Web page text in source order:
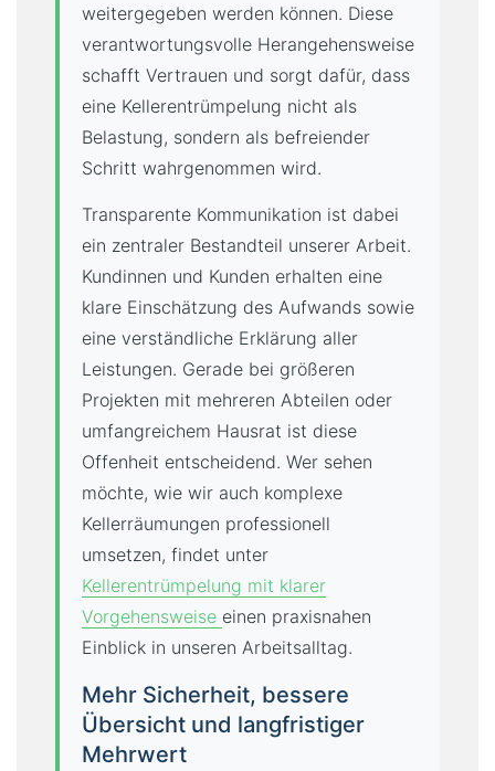
weitergegeben werden können. Diese
verantwortungsvolle Herangehensweise
schafft Vertrauen und sorgt dafür, dass
eine Kellerentrümpelung nicht als
Belastung, sondern als befreiender
Schritt wahrgenommen wird.
Transparente Kommunikation ist dabei
ein zentraler Bestandteil unserer Arbeit.
Kundinnen und Kunden erhalten eine
klare Einschätzung des Aufwands sowie
eine verständliche Erklärung aller
Leistungen. Gerade bei größeren
Projekten mit mehreren Abteilen oder
umfangreichem Hausrat ist diese
Offenheit entscheidend. Wer sehen
möchte, wie wir auch komplexe
Kellerräumungen professionell
umsetzen, findet unter
Kellerentrümpelung mit klarer
Vorgehensweise einen praxisnahen
Einblick in unseren Arbeitsalltag.
Mehr Sicherheit, bessere
Übersicht und langfristiger
Mehrwert